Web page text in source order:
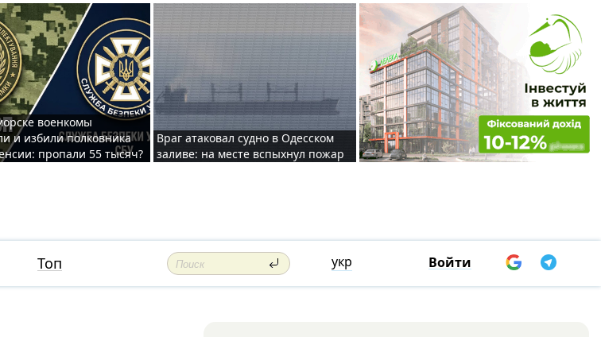
военкомы
и избили полковника
пропали 55 тысяч?
Враг атаковал судно в Одесском
заливе: на месте вспыхнул пожар
Топ укр Войти